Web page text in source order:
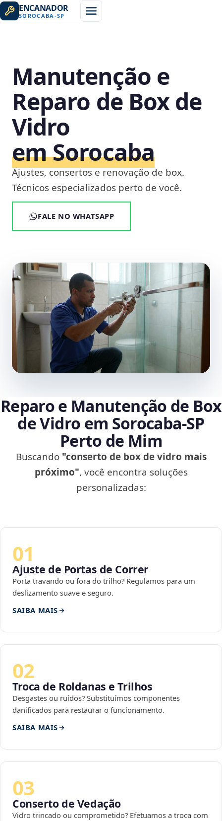
ENCANADOR
SOROCABA -SP
Manutenção e
Reparo de Box de
Vidro
em Sorocaba
Ajustes, consertos e renovação de box.
Técnicos especializados perto de você.
FALE NO WHATSAPP
Reparo e Manutenção de Box
de Vidro em Sorocaba‑SP
Perto de Mim
Buscando "conserto de box de vidro mais
próximo", você encontra soluções
personalizadas:
01
Ajuste de Portas de Correr
Porta travando ou fora do trilho? Regulamos para um
deslizamento suave e seguro.
SAIBA MAIS
02
Troca de Roldanas e Trilhos
Desgastes ou ruídos? Substituímos componentes
danificados para restaurar o funcionamento.
SAIBA MAIS
03
Conserto de Vedação
Vidro trincado ou comprometido? Efetuamos a troca com